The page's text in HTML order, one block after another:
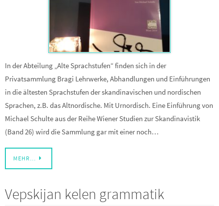
In der Abteilung „Alte Sprachstufen“ finden sich in der
Privatsammlung Bragi Lehrwerke, Abhandlungen und Einführungen
in die ältesten Sprachstufen der skandinavischen und nordischen
Sprachen, z.B. das Altnordische. Mit Urnordisch. Eine Einführung von
Michael Schulte aus der Reihe Wiener Studien zur Skandinavistik
(Band 26) wird die Sammlung gar mit einer noch…
MEHR…
Vepskijan kelen grammatik